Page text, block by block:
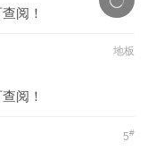
阅！
地板
阅！
5#